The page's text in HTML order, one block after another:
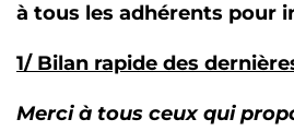
à tous les adhérents pour
1/ Bilan rapide des
Merci à tous ceux qui